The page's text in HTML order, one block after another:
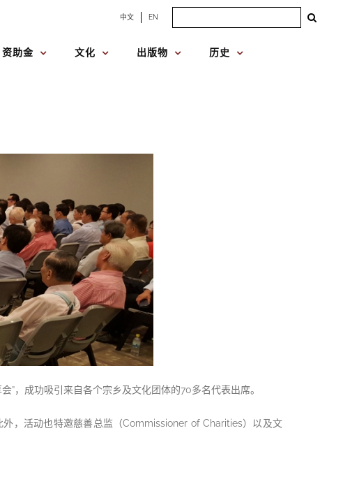
中文 EN
资助金 文化 出版物 历史
，成功吸引来自各个宗乡及文化团体的70多名代表出席。
，活动也特邀慈善总监（Commissioner of Charities）以及文